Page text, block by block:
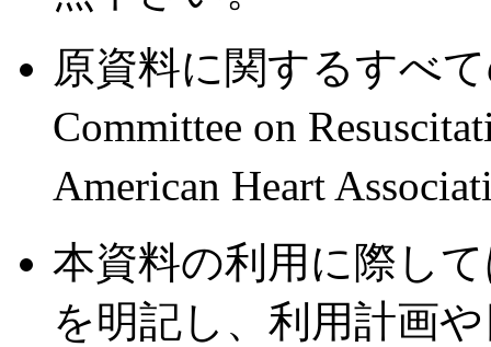
原資料に関するすべ
Committee on
American Heart
本資料の利用に際し
を明記し、利用計画